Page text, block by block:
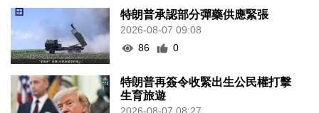
特朗普承認部分彈藥供應緊張
2026-08-07 09:08
86
0
特朗普再簽令收緊出生公民權打擊
生育旅遊
2026-08-07 08:27